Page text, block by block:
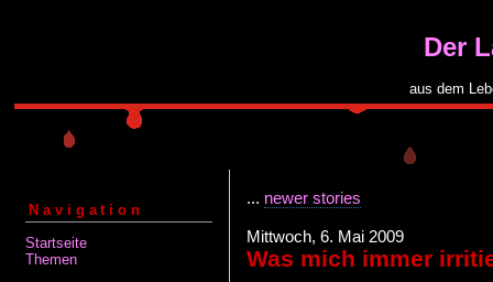
Der
aus dem
Navigation
Startseite
Themen
... newer stories
Mittwoch, 6. Mai 2009
Was mich immer